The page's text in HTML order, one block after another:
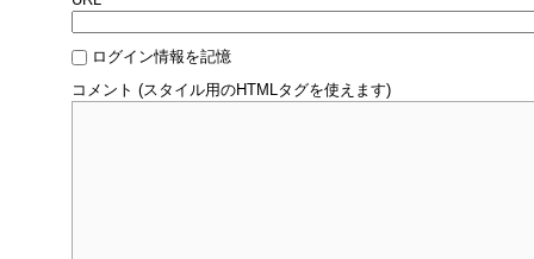
ログイン情報を記憶
コメント (スタイル用のHTMLタグを使えます)